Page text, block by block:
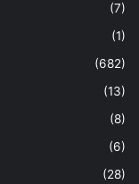
(7)
(1)
(682)
(13)
(8)
(6)
(28)